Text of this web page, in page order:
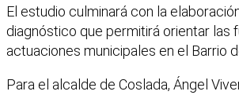
El estudio culminará con la
diagnóstico que permitirá orientar las
actuaciones municipales en el Barrio
Para el alcalde de Coslada, Ángel